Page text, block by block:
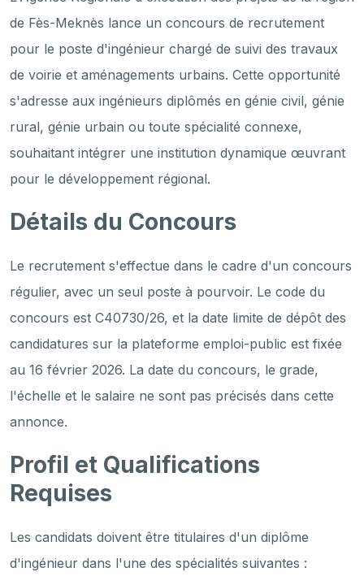
de Fès-Meknès lance un concours de recrutement
pour le poste d'ingénieur chargé de suivi des travaux
de voirie et aménagements urbains. Cette opportunité
s'adresse aux ingénieurs diplômés en génie civil, génie
rural, génie urbain ou toute spécialité connexe,
souhaitant intégrer une institution dynamique œuvrant
pour le développement régional.
Détails du Concours
Le recrutement s'effectue dans le cadre d'un concours
régulier, avec un seul poste à pourvoir. Le code du
concours est C40730/26, et la date limite de dépôt des
candidatures sur la plateforme emploi-public est fixée
au 16 février 2026. La date du concours, le grade,
l'échelle et le salaire ne sont pas précisés dans cette
annonce.
Profil et Qualifications
Requises
Les candidats doivent être titulaires d'un diplôme
d'ingénieur dans l'une des spécialités suivantes :